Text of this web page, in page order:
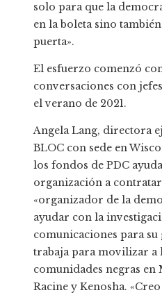
solo para que la
en la boleta sino
puerta».
El esfuerzo comenzó
conversaciones con
el verano de 2021.
Angela Lang, directora
BLOC con sede en
los fondos de PDC
organización a
«organizador de la
ayudar con la
comunicaciones para su
trabaja para movilizar a
comunidades negras en
Racine y Kenosha.